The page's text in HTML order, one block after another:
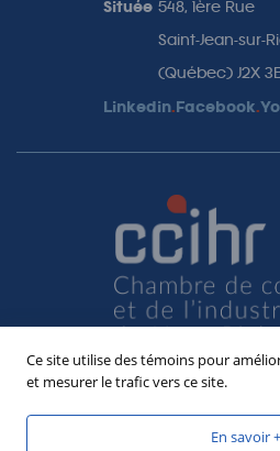
Située 548, 1ère Rue
Saint-Jean-sur-
(Québec) J2X
Linkedin. Facebook.
Ce site utilise des témoins pour
et mesurer le trafic vers ce site.
En savoir +